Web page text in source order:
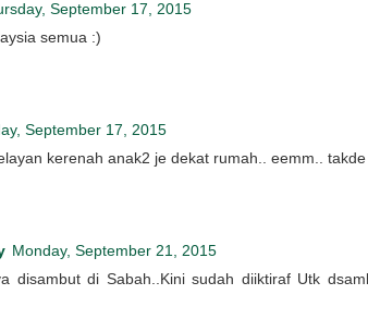
September 17, 2015
semua :)
September 17, 2015
kerenah anak2 je dekat rumah.. eemm..
Monday, September 21, 2015
disambut di Sabah..Kini sudah diiktiraf Utk